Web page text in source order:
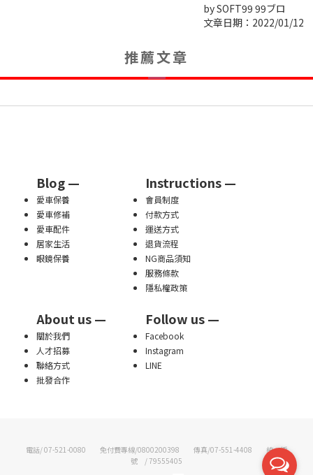
by SOFT99 99ブロ
文章日期：2022/01/12
推薦文章
Blog — Instructions —
愛車保養
會員制度
愛車修補
付款方式
愛車配件
運送方式
居家生活
退貨流程
眼鏡保養
NG商品須知
服務條款
隱私權政策
About us — Follow us —
關於我們
Facebook
人才招募
Instagram
聯絡方式
LINE
批發合作
電話/ 07-521-0080 免付費專線/0800200398 傳真/07-551-4408 統一編
號 / 79555405